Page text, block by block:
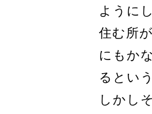
ように
住む所
にもか
るとい
しかし